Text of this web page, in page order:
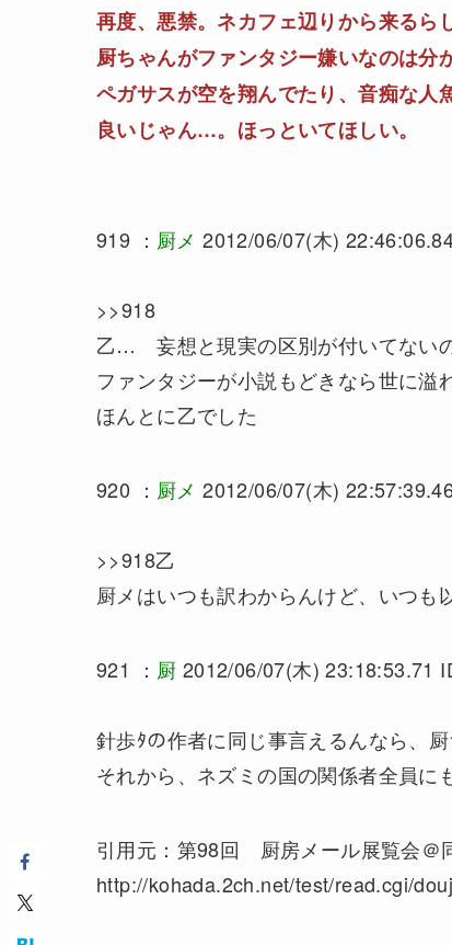
再度、悪禁。ネカフェ辺りから来るら
厨ちゃんがファンタジー嫌いなのは分
ペガサスが空を翔んでたり、音痴な人
良いじゃん…。ほっといてほしい。
919 ： 厨メ 2012/06/07(木)
>>918
乙… 妄想と現実の区別が付いてない
ファンタジーが小説もどきなら世に
ほんとに乙でした
920 ： 厨メ 2012/06/07(木)
>>918乙
厨メはいつも訳わからんけど、いつ
921 ： 厨 2012/06/07(木) 23:18:53.71
針歩ﾀの作者に同じ事言えるんなら、
それから、ネズミの国の関係者全員に
引用元：第98回 厨房メール展覧会＠
http://kohada.2ch.net/test/read.cgi/